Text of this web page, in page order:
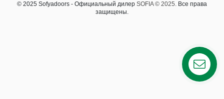
© 2025 Sofyadoors - Официальный дилер SOFIA © 2025. Все права
защищены.